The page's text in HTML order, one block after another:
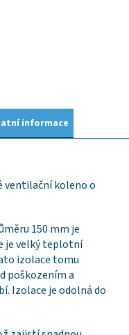
informace
ventilační koleno o
150 mm je
je velký teplotní
izolace tomu
poškozením a
Izolace je odolná do